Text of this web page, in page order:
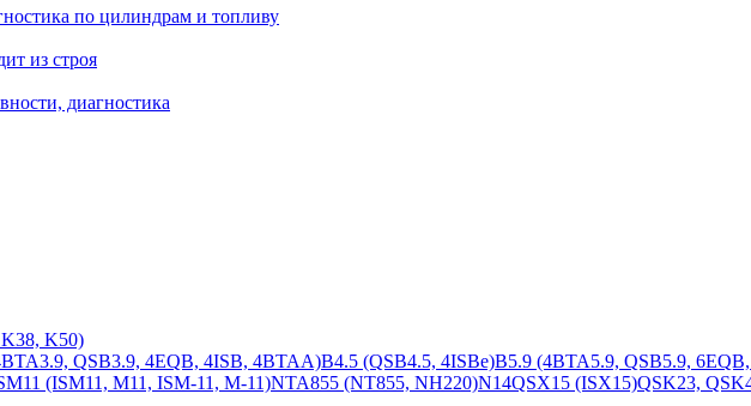
по цилиндрам и топливу
из строя
диагностика
K50)
QSB3.9, 4EQB, 4ISB, 4BTAA)B4.5 (QSB4.5, 4ISBe)B5.9 (4BTA5.9, QSB5.9,
(ISM11, M11, ISM-11, M-11)NTA855 (NT855, NH220)N14QSX15 (ISX15)QSK23,